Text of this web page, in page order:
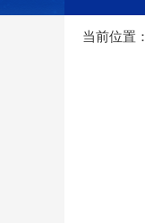
当前位置：